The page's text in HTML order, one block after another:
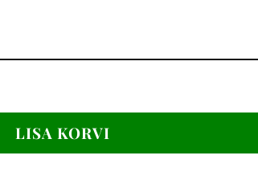
LISA KORVI